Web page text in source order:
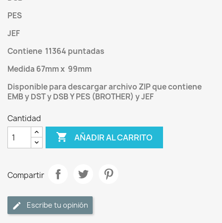
PES
JEF
Contiene 11364 puntadas
Medida 67mm x 99mm
Disponible para descargar archivo ZIP que contiene
EMB y DST y DSB Y PES (BROTHER) y JEF
Cantidad
 AÑADIR AL CARRITO
Compartir
Escribe tu opinión